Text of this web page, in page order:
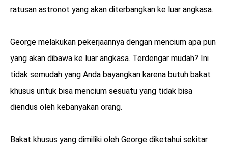
ratusan astronot yang akan diterbangkan ke luar angkasa.
George melakukan pekerjaannya dengan mencium apa pun
yang akan dibawa ke luar angkasa. Terdengar mudah? Ini
tidak semudah yang Anda bayangkan karena butuh bakat
khusus untuk bisa mencium sesuatu yang tidak bisa
diendus oleh kebanyakan orang.
Bakat khusus yang dimiliki oleh George diketahui sekitar